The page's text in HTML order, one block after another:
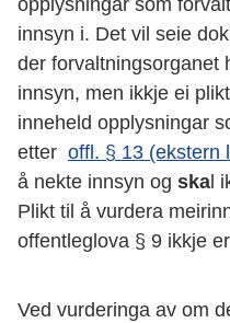
opplysningar som
innsyn i. Det vil seie
der forvaltningsorganet
innsyn, men ikkje ei
inneheld opplysningar
etter offl. § 13 (ekstern
å nekte innsyn og ska l
Plikt til å vurdera
offentleglova § 9 ikkje
Ved vurderinga av om